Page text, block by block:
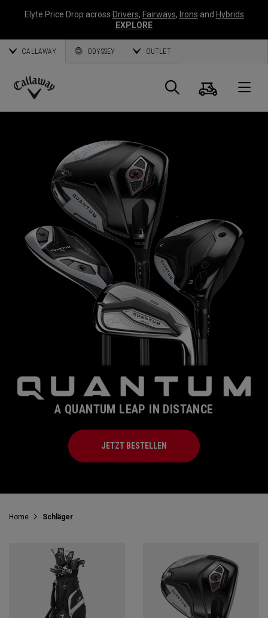
Elyte Price Drop across Drivers, Fairways, Irons and Hybrids
EXPLORE
CALLAWAY ODYSSEY OUTLET
Callaway
Suche
A QUANTUM LEAP IN DISTANCE
JETZT BESTELLEN
Home Schläger